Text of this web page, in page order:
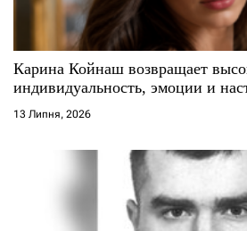
Карина Койнаш возвращает
индивидуальность, эмоции и
13 Липня, 2026